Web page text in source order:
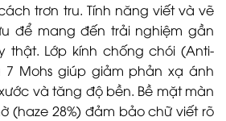
trơn tru. Tính năng viết và vẽ
để mang đến trải nghiệm gần
thật. Lớp kính chống chói (Anti-
Mohs giúp giảm phản xạ ánh
và tăng độ bền. Bề mặt màn
(haze 28%) đảm bảo chữ viết rõ